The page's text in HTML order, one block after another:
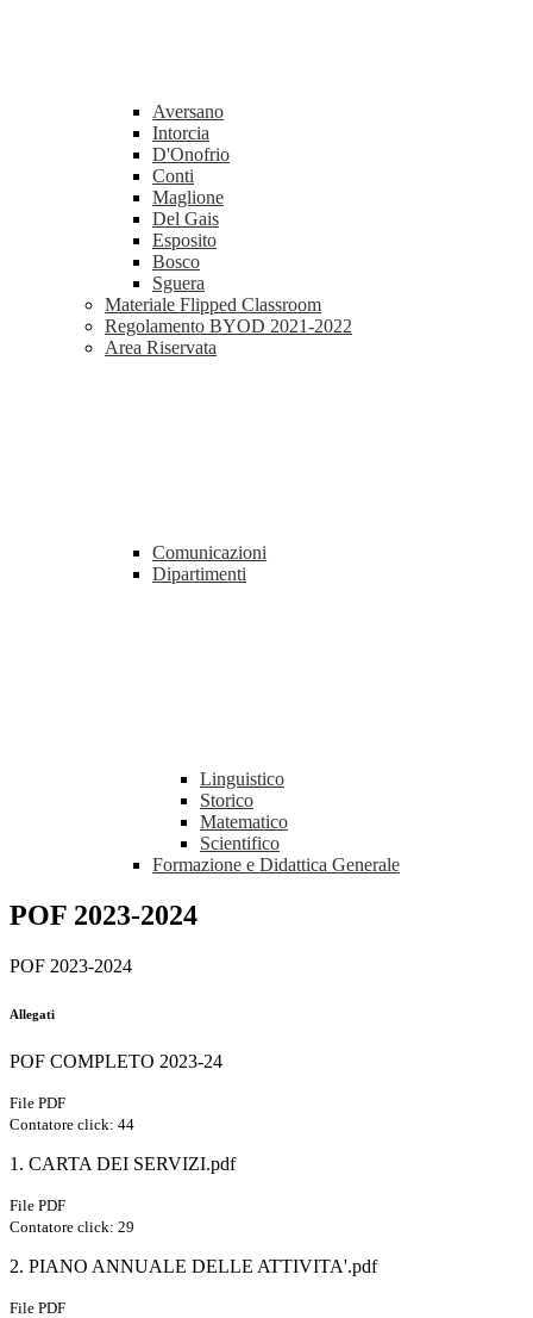
Aversano
Intorcia
D'Onofrio
Conti
Maglione
Del Gais
Esposito
Bosco
Sguera
Materiale Flipped Classroom
Regolamento BYOD 2021-2022
Area Riservata
Comunicazioni
Dipartimenti
Linguistico
Storico
Matematico
Scientifico
Formazione e Didattica Generale
POF 2023-2024
POF 2023-2024
Allegati
POF COMPLETO 2023-24
File PDF
Contatore click: 44
1. CARTA DEI SERVIZI.pdf
File PDF
Contatore click: 29
2. PIANO ANNUALE DELLE ATTIVITA'.pdf
File PDF